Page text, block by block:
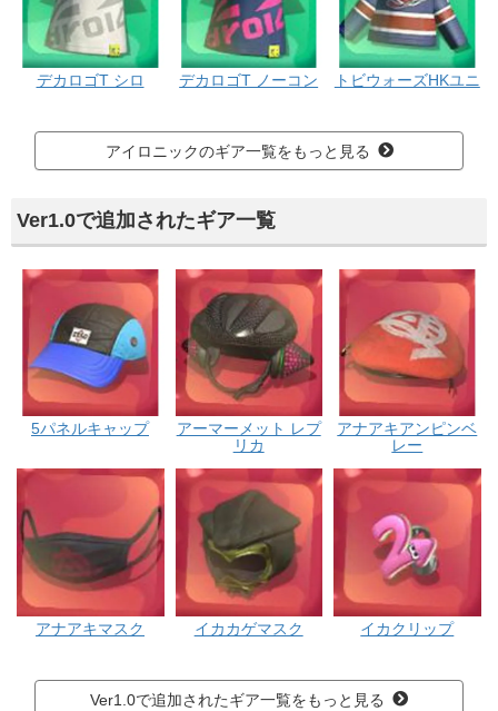
デカロゴT シロ デカロゴT ノーコン トビウォーズHKユニ
アイロニックのギア一覧をもっと見る
Ver1.0で追加されたギア一覧
5パネルキャップ
アーマーメット レプ
リカ
アナアキアンピンベ
レー
アナアキマスク イカカゲマスク イカクリップ
Ver1.0で追加されたギア一覧をもっと見る